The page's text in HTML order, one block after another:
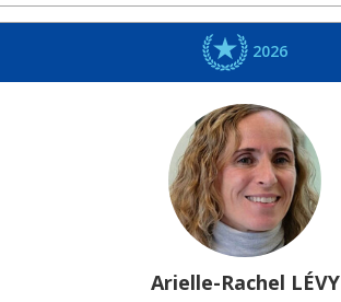
2026
Arielle-Rachel LÉVY